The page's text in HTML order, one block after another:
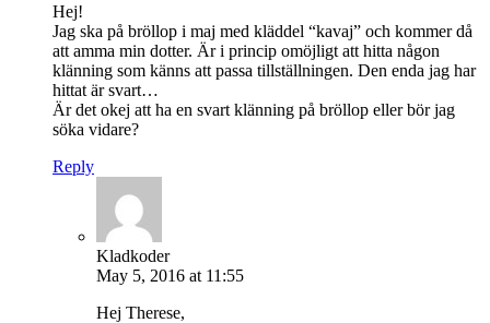
Hej!
Jag ska på bröllop i maj med kläddel “kavaj” och kommer då
att amma min dotter. Är i princip omöjligt att hitta någon
klänning som känns att passa tillställningen. Den enda jag har
hittat är svart…
Är det okej att ha en svart klänning på bröllop eller bör jag
söka vidare?
Reply
Kladkoder
May 5, 2016 at 11:55
Hej Therese,